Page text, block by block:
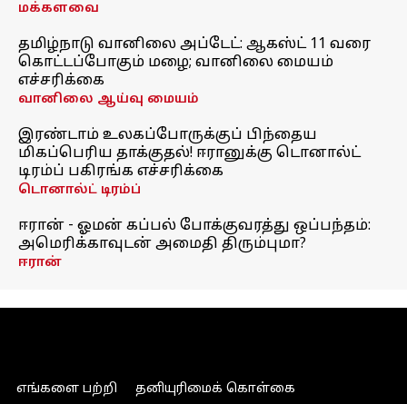
மக்களவை
தமிழ்நாடு வானிலை அப்டேட்: ஆகஸ்ட் 11 வரை
கொட்டப்போகும் மழை; வானிலை மையம்
எச்சரிக்கை
வானிலை ஆய்வு மையம்
இரண்டாம் உலகப்போருக்குப் பிந்தைய
மிகப்பெரிய தாக்குதல்! ஈரானுக்கு டொனால்ட்
டிரம்ப் பகிரங்க எச்சரிக்கை
டொனால்ட் டிரம்ப்
ஈரான் - ஓமன் கப்பல் போக்குவரத்து ஒப்பந்தம்:
அமெரிக்காவுடன் அமைதி திரும்புமா?
ஈரான்
எங்களை பற்றி
தனியுரிமைக் கொள்கை